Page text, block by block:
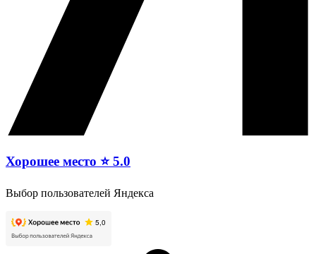
Хорошее место ⭐ 5.0
Выбор пользователей Яндекса